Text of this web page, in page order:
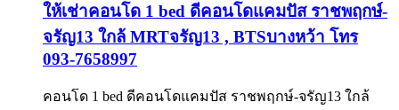
ให้เช่าคอนโด 1 bed ดีคอนโดแคมปัส ราชพฤกษ์-
จรัญ13 ใกล้ MRTจรัญ13 , BTSบางหว้า โทร
093-7658997
คอนโด 1 bed ดีคอนโดแคมปัส ราชพฤกษ์-จรัญ13 ใกล้